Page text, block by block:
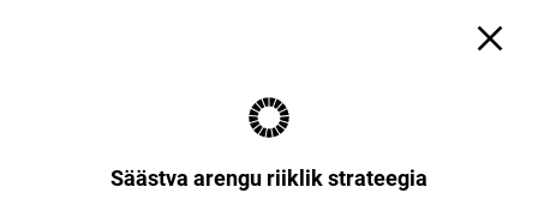
Säästva arengu riiklik strateegia